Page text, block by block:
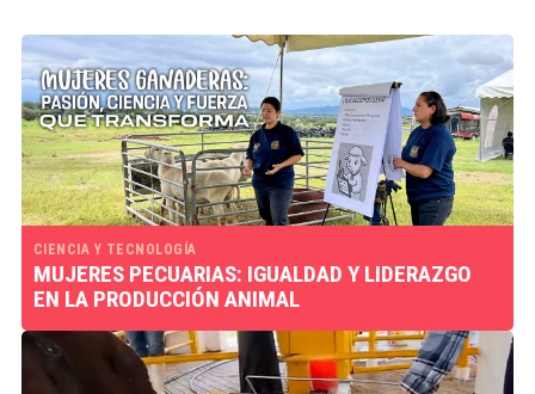
CIENCIA Y TECNOLOGÍA
MUJERES PECUARIAS: IGUALDAD Y LIDERAZGO
EN LA PRODUCCIÓN ANIMAL